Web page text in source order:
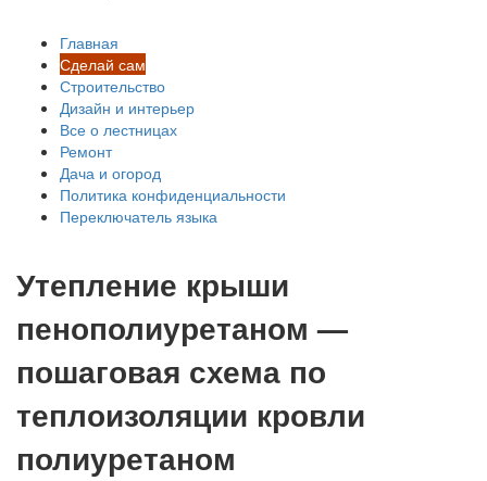
Главная
Сделай сам
Строительство
Дизайн и интерьер
Все о лестницах
Ремонт
Дача и огород
Политика конфиденциальности
Переключатель языка
Утепление крыши
пенополиуретаном —
пошаговая схема по
теплоизоляции кровли
полиуретаном